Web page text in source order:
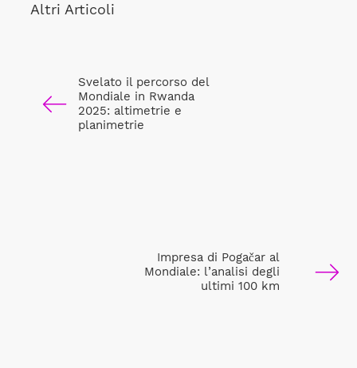
Altri Articoli
Svelato il percorso del
Mondiale in Rwanda
2025: altimetrie e
planimetrie
Impresa di Pogačar al
Mondiale: l’analisi degli
ultimi 100 km